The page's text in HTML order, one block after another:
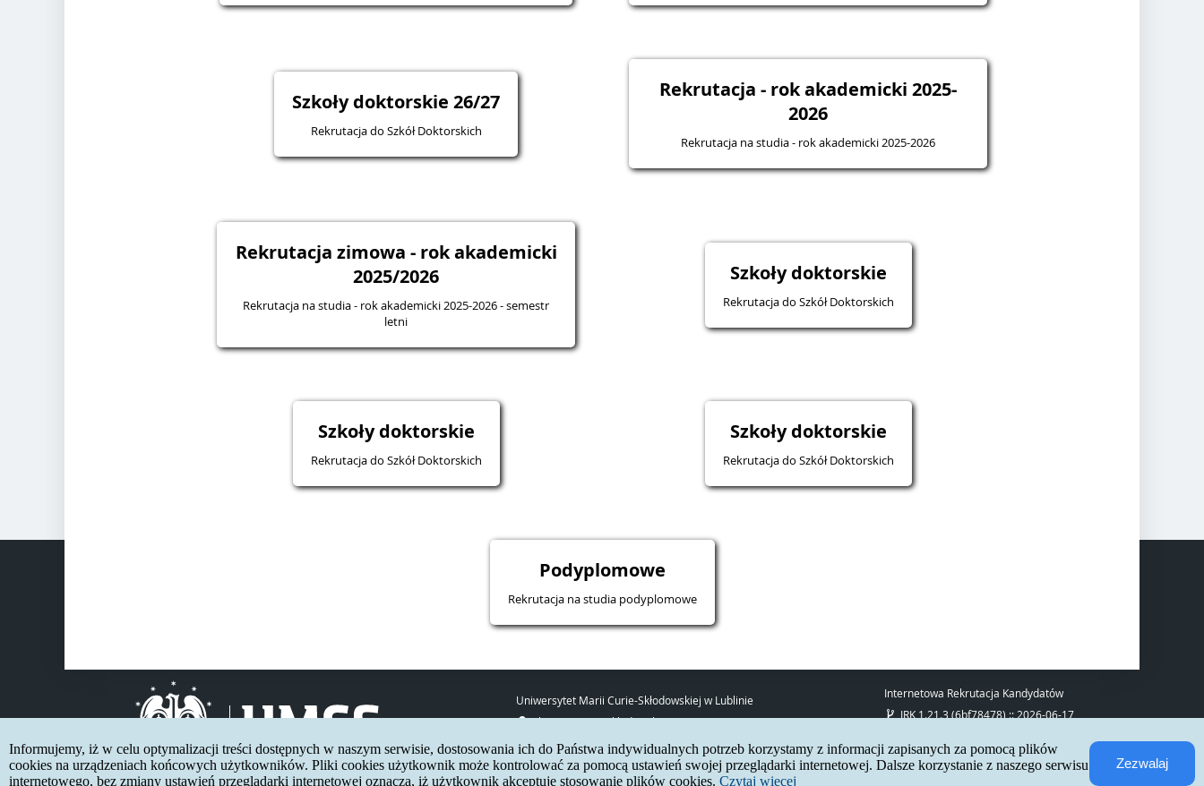
Szkoły doktorskie 26/27
Rekrutacja do Szkół Doktorskich
Rekrutacja - rok akademicki 2025-
2026
Rekrutacja na studia - rok akademicki 2025-2026
Rekrutacja zimowa - rok akademicki
2025/2026
Rekrutacja na studia - rok akademicki 2025-2026 - semestr
letni
Szkoły doktorskie
Rekrutacja do Szkół Doktorskich
Szkoły doktorskie
Rekrutacja do Szkół Doktorskich
Szkoły doktorskie
Rekrutacja do Szkół Doktorskich
Podyplomowe
Rekrutacja na studia podyplomowe
Uniwersytet Marii Curie-Skłodowskiej w Lublinie
pl. Marii Curie-Skłodowskiej 5
www:http://umcs.pl
Internetowa Rekrutacja Kandydatów
IRK 1.21.3 (6bf78478) :: 2026-06-17
deklaracja dostępności
kontakt
Zezwalaj
Informujemy, iż w celu optymalizacji treści dostępnych w naszym serwisie, dostosowania ich do Państwa indywidualnych potrzeb korzystamy z informacji zapisanych za pomocą plików
cookies na urządzeniach końcowych użytkowników. Pliki cookies użytkownik może kontrolować za pomocą ustawień swojej przeglądarki internetowej. Dalsze korzystanie z naszego serwisu
internetowego, bez zmiany ustawień przeglądarki internetowej oznacza, iż użytkownik akceptuje stosowanie plików cookies. Czytaj więcej